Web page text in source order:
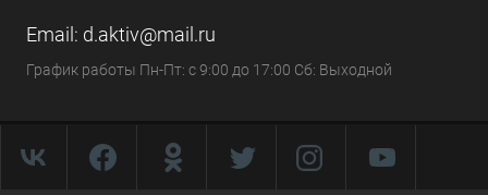
Email: d.aktiv@mail.ru
График работы Пн-Пт: с 9:00 до 17:00 Сб: Выходной